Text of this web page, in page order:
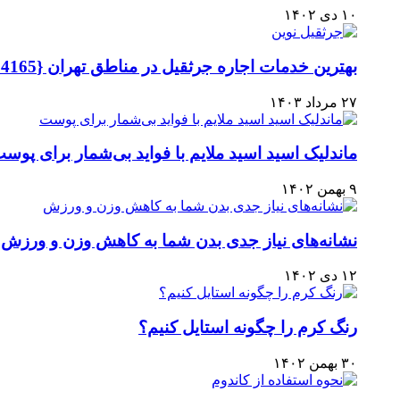
۱۰ دی ۱۴۰۲
بهترین خدمات اجاره جرثقیل در مناطق تهران {09126454165 بهنام}
۲۷ مرداد ۱۴۰۳
ماندلیک اسید اسید ملایم با فواید بی‌شمار برای
۹ بهمن ۱۴۰۲
نشانه‌های نیاز جدی بدن شما به کاهش وزن و ورزش
۱۲ دی ۱۴۰۲
رنگ کرم را چگونه استایل کنیم؟
۳۰ بهمن ۱۴۰۲